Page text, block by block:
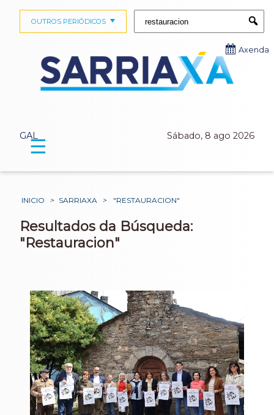
GAL Sábado, 8 ago 2026
OUTROS PERIÓDICOS
Axenda
☰
INICIO > SARRIAXA > "RESTAURACION"
Resultados da Búsqueda:
"Restauracion"